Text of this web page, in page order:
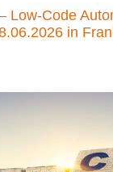
Low-Code
in